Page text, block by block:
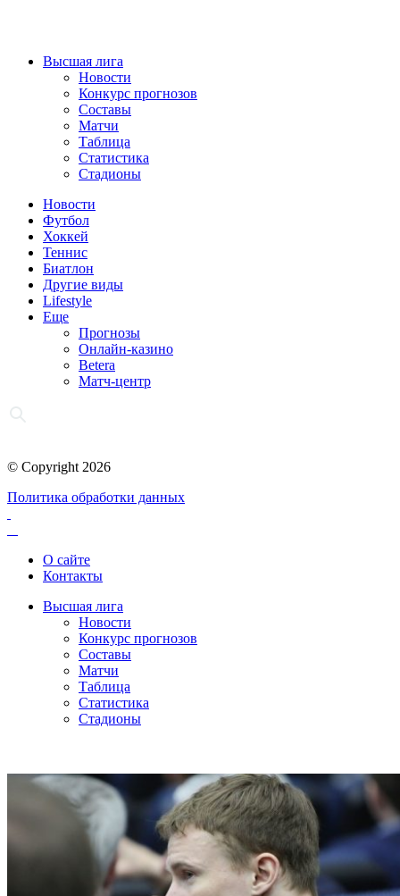
Высшая лига
Новости
Конкурс прогнозов
Составы
Матчи
Таблица
Статистика
Стадионы
Новости
Футбол
Хоккей
Теннис
Биатлон
Другие виды
Lifestyle
Еще
Прогнозы
Онлайн-казино
Betera
Матч-центр
© Copyright 2026
Политика обработки данных
О сайте
Контакты
Высшая лига
Новости
Конкурс прогнозов
Составы
Матчи
Таблица
Статистика
Стадионы